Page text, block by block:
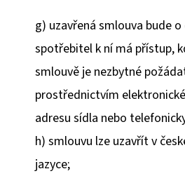
g) uzavřená smlouva bude
spotřebitel k ní má přístup,
smlouvě je nezbytné
prostřednictvím
adresu sídla nebo
h) smlouvu lze uzavřít v
jazyce;